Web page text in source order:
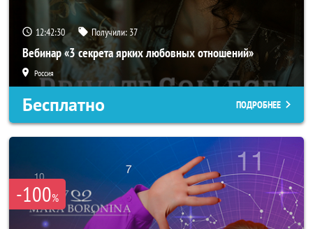
12:42:28 Получили: 37
Вебинар «3 секрета ярких любовных отношений»
Россия
Бесплатно ПОДРОБНЕЕ
-100%